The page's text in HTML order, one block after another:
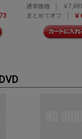
通常価格
￥
まとめてオフ
￥